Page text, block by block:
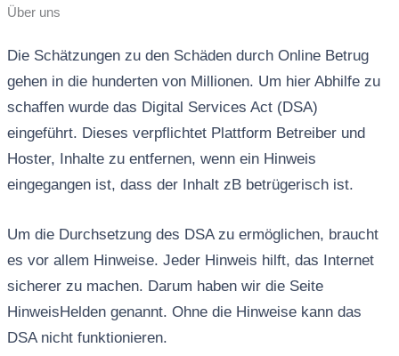
Über uns
Die Schätzungen zu den Schäden durch Online Betrug
gehen in die hunderten von Millionen. Um hier Abhilfe zu
schaffen wurde das Digital Services Act (DSA)
eingeführt. Dieses verpflichtet Plattform Betreiber und
Hoster, Inhalte zu entfernen, wenn ein Hinweis
eingegangen ist, dass der Inhalt zB betrügerisch ist.
Um die Durchsetzung des DSA zu ermöglichen, braucht
es vor allem Hinweise. Jeder Hinweis hilft, das Internet
sicherer zu machen. Darum haben wir die Seite
HinweisHelden genannt. Ohne die Hinweise kann das
DSA nicht funktionieren.